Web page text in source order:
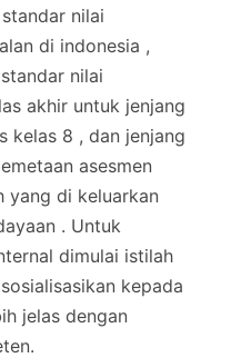
nilai
di indonesia ,
nilai
akhir untuk jenjang
kelas 8 , dan jenjang
asesmen
yang di keluarkan
. Untuk
dimulai istilah
kepada
jelas dengan